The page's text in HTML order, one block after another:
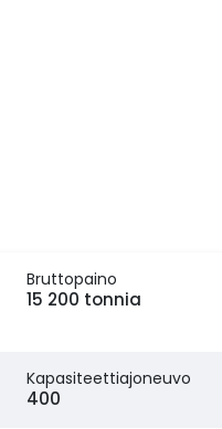
Bruttopaino
15 200 tonnia
Kapasiteettiajoneuvo
400